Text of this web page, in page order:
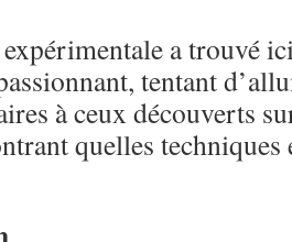
a trouvé
tentant
à ceux découverts
quelles techniques